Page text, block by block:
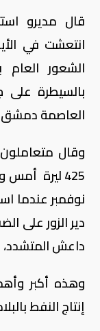
قال مديرو
انتعشت في
الشعور
بالسيطرة
العاصمة
وقال متعاملون
425 ليرة
نوفمبر عندما
دير الزور على
داعش المتشدد،
وهذه أكبر
إنتاج النفط